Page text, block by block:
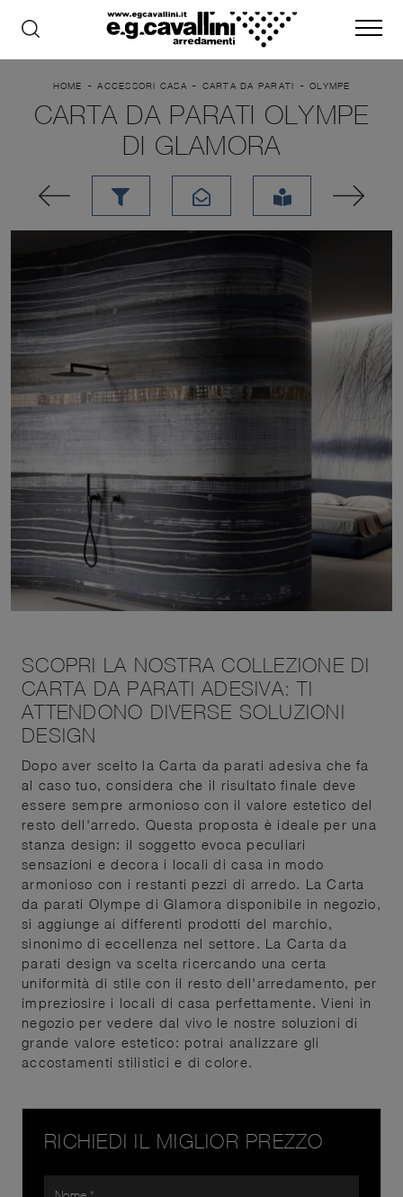
HOME -ACCESSORI CASA - CARTA DA PARATI - OLYMPE
CARTA DA PARATI OLYMPE
DI GLAMORA
SCOPRI LA NOSTRA COLLEZIONE DI
CARTA DA PARATI ADESIVA: TI
ATTENDONO DIVERSE SOLUZIONI
DESIGN
Dopo aver scelto la Carta da parati adesiva che fa
al caso tuo, considera che il risultato finale deve
essere sempre armonioso con il valore estetico del
resto dell'arredo. Questa proposta è ideale per una
stanza design: il soggetto evoca peculiari
sensazioni e decora i locali di casa in modo
armonioso con i restanti pezzi di arredo. La Carta
da parati Olympe di Glamora disponibile in negozio,
si aggiunge ai differenti prodotti del marchio,
sinonimo di eccellenza nel settore. La Carta da
parati design va scelta ricercando una certa
uniformità di stile con il resto dell'arredamento, per
impreziosire i locali di casa perfettamente. Vieni in
negozio per vedere dal vivo le nostre soluzioni di
grande valore estetico: potrai analizzare gli
accostamenti stilistici e di colore.
RICHIEDI IL MIGLIOR PREZZO